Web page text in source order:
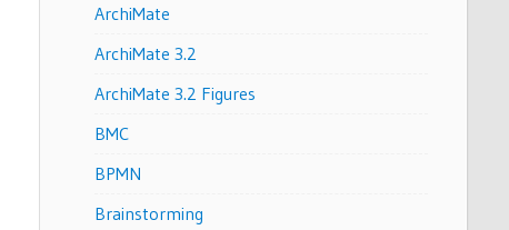
ArchiMate
ArchiMate 3.2
ArchiMate 3.2 Figures
BMC
BPMN
Brainstorming